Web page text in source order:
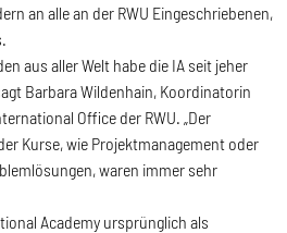
an alle an der RWU Eingeschriebenen,
aus aller Welt habe die IA seit jeher
Barbara Wildenhain, Koordinatorin
Office der RWU. „Der
Kurse, wie Projektmanagement oder
waren immer sehr
Academy ursprünglich als